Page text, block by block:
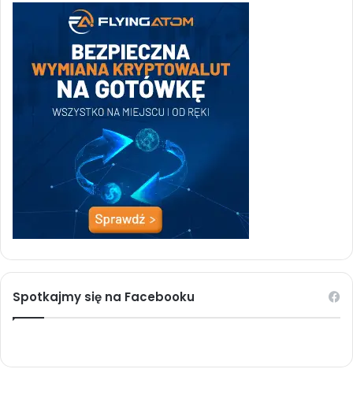
Spotkajmy się na Facebooku